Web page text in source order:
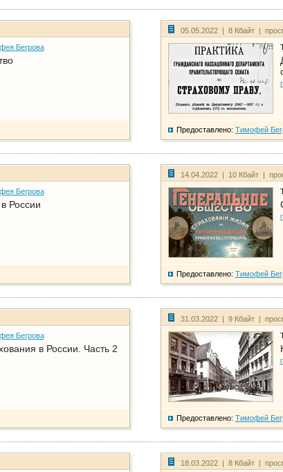
Бегрова
05.05.2022 | 8 Кбайт |
Предоставлено: Тимофей
Бегрова
России
14.04.2022 | 10 Кбайт |
Предоставлено: Тимофей
Бегрова
в России. Часть 2
31.03.2022 | 9 Кбайт |
Предоставлено: Тимофей
18.03.2022 | 8 Кбайт |